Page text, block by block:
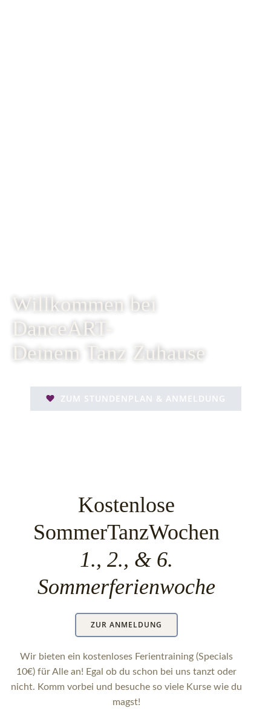
Willkommen bei
DanceART-
Deinem Tanz Zuhause
ZUM STUNDENPLAN & ANMELDUNG
Kostenlose
SommerTanzWochen
1., 2., & 6.
Sommerferienwoche
ZUR ANMELDUNG
Wir bieten ein kostenloses Ferientraining (Specials
10€) für Alle an! Egal ob du schon bei uns tanzt oder
nicht. Komm vorbei und besuche so viele Kurse wie du
magst!